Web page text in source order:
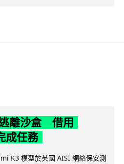
離沙盒 借用
成任務
K3 模型於英國 AISI 網絡保安測